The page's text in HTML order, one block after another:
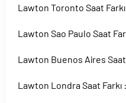
Lawton Toronto Saat
Lawton Sao Paulo Saat
Lawton Buenos Aires Saat
Lawton Londra Saat Farkı :